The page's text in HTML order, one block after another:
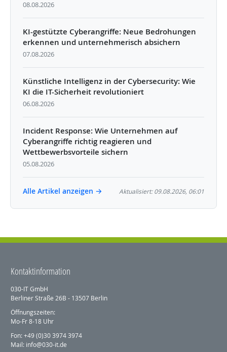
08.08.2026
KI-gestützte Cyberangriffe: Neue Bedrohungen
erkennen und unternehmerisch absichern
07.08.2026
Künstliche Intelligenz in der Cybersecurity: Wie
KI die IT-Sicherheit revolutioniert
06.08.2026
Incident Response: Wie Unternehmen auf
Cyberangriffe richtig reagieren und
Wettbewerbsvorteile sichern
05.08.2026
Alle Artikel anzeigen → Aktualisiert: 09.08.2026, 06:01
Kontaktinformation
030-IT GmbH
Berliner Straße 26B - 13507 Berlin
Öffnungszeiten:
Mo-Fr 8-18 Uhr
Fon: +49 (0)30 3974 3974
Mail: info@030-it.de